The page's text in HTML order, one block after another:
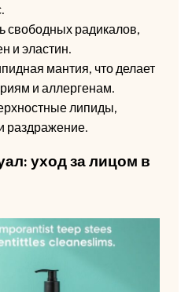
свободных радикалов,
и эластин.
мантия, что делает
и аллергенам.
липиды,
раздражение.
уход за лицом в